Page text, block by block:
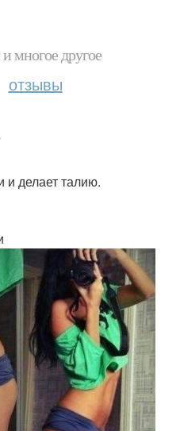
многое другое
отзывы
и делает талию.